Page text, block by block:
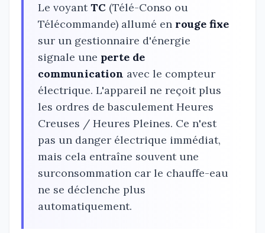
Le voyantTC (Télé-Conso ou
Télécommande) allumé en rouge fixe
sur un gestionnaire d'énergie
signale une perte de
communication avec le compteur
électrique. L'appareil ne reçoit plus
les ordres de basculement Heures
Creuses / Heures Pleines. Ce n'est
pas un danger électrique immédiat,
mais cela entraîne souvent une
surconsommation car le chauffe-eau
ne se déclenche plus
automatiquement.